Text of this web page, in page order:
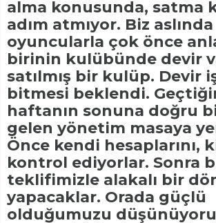
alma konusunda, satma
adım atmıyor. Biz aslında
oyuncularla çok önce
birinin kulübünde devir
satılmış bir kulüp. Devir
bitmesi beklendi.
haftanın sonuna doğru
gelen yönetim masaya
Önce kendi hesaplarını,
kontrol ediyorlar. Sonra
teklifimizle alakalı bir
yapacaklar. Orada güçlü
olduğumuzu